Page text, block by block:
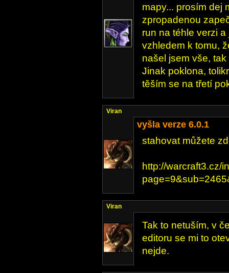
mapy... prosím dej
zpropadenou
run na téhle verzi
vzhledem k tomu,
našel jsem vše,
Jinak poklona,
těším se na třetí
Viran
vyšla verze 6.0.1
stahovat můžete
http://warcraft3.cz/
Viran
Tak to netuším, v
editoru se mi to
nejde.